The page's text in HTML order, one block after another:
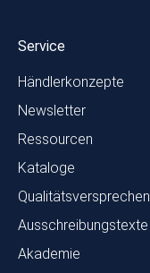
Service
Händlerkonzepte
Newsletter
Ressourcen
Kataloge
Qualitätsversprechen
Ausschreibungstexte
Akademie